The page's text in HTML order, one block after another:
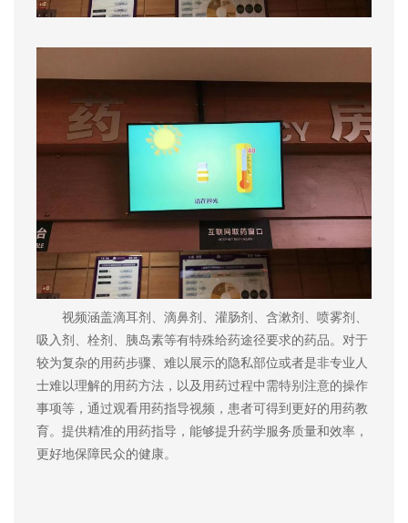
视频涵盖滴耳剂、滴鼻剂、灌肠剂、含漱剂、喷雾剂、
吸入剂、栓剂、胰岛素等有特殊给药途径要求的药品。对于
较为复杂的用药步骤、难以展示的隐私部位或者是非专业人
士难以理解的用药方法，以及用药过程中需特别注意的操作
事项等，通过观看用药指导视频，患者可得到更好的用药教
育。提供精准的用药指导，能够提升药学服务质量和效率，
更好地保障民众的健康。